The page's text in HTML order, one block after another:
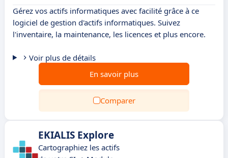
Gérez vos actifs informatiques avec facilité grâce à ce
logiciel de gestion d'actifs informatiques. Suivez
l'inventaire, la maintenance, les licences et plus encore.
Voir plus de détails
En savoir plus
Comparer
EKIALIS Explore
Cartographiez les actifs